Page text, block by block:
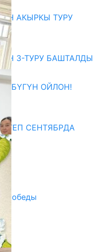
АКЫРКЫ ТУРУ
3-ТУРУ БАШТАЛДЫ
БҮГҮН ОЙЛОН!
СЕНТЯБРДА
Победы